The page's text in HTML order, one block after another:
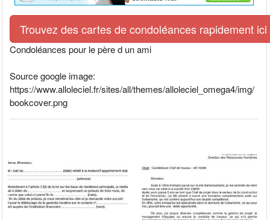
Trouvez des cartes de condoléances rapidement ici
Condoléances pour le père d un ami
Source google image:
https://www.alloleciel.fr/sites/all/themes/alloleciel_omega4/img/
bookcover.png